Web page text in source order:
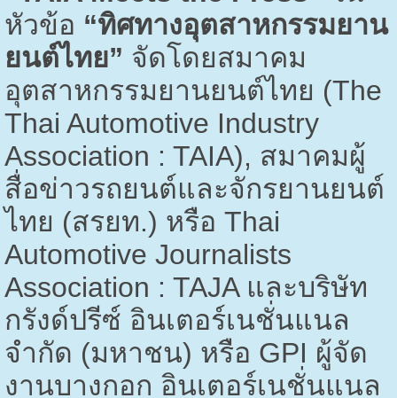
หัวข้อ “ทิศทางอุตสาหกรรมยาน
ยนต์ไทย” จัดโดยสมาคม
อุตสาหกรรมยานยนต์ไทย (The
Thai Automotive Industry
Association : TAIA), สมาคมผู้
สื่อข่าวรถยนต์และจักรยานยนต์
ไทย (สรยท.) หรือ Thai
Automotive Journalists
Association : TAJA และบริษัท
กรังด์ปรีซ์ อินเตอร์เนชั่นแนล
จำกัด (มหาชน) หรือ GPI ผู้จัด
งานบางกอก อินเตอร์เนชั่นแนล